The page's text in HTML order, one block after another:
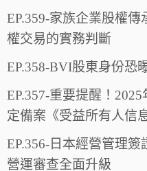
EP.359-家族企業股權
權交易的實務判斷
EP.358-BVI股東身份恐
EP.357-重要提醒！
定備案《受益所有人信息
EP.356-日本經營管理
營運審查全面升級